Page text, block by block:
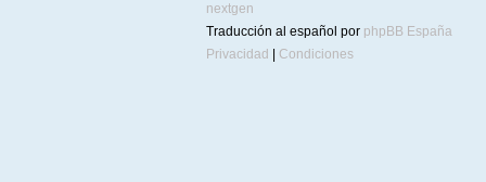
nextgen
Traducción al español por phpBB España
Privacidad
Condiciones